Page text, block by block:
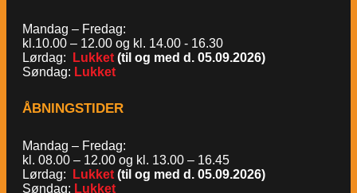
Mandag – Fredag:
kl.10.00 – 12.00 og kl. 14.00 - 16.30
Lørdag:
Lukket (til og med d. 05.09.2026)
Søndag: Lukket
ÅBNINGSTIDER
Mandag – Fredag:
kl. 08.00 – 12.00 og kl. 13.00 – 16.45
Lørdag:
Lukket (til og med d. 05.09.2026)
Søndag: Lukket